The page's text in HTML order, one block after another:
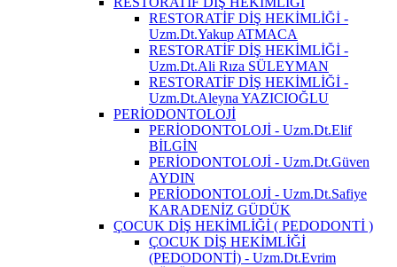
RESTORATİF DİŞ HEKİMLİĞİ -
Uzm.Dt.Yakup ATMACA
RESTORATİF DİŞ HEKİMLİĞİ -
Uzm.Dt.Ali Rıza SÜLEYMAN
RESTORATİF DİŞ HEKİMLİĞİ -
Uzm.Dt.Aleyna YAZICIOĞLU
PERİODONTOLOJİ
PERİODONTOLOJİ - Uzm.Dt.Elif
BİLGİN
PERİODONTOLOJİ - Uzm.Dt.Güven
AYDIN
PERİODONTOLOJİ - Uzm.Dt.Safiye
KARADENİZ GÜDÜK
ÇOCUK DİŞ HEKİMLİĞİ ( PEDODONTİ )
ÇOCUK DİŞ HEKİMLİĞİ
(PEDODONTİ) - Uzm.Dt.Evrim